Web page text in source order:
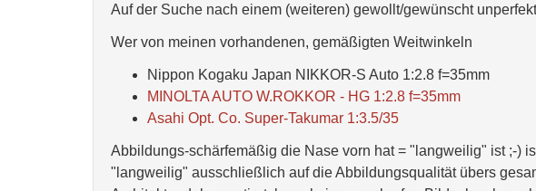
Auf der Suche nach einem (weiteren) gewollt/gewünscht
Wer von meinen vorhandenen, gemäßigten Weitwinkeln
Nippon Kogaku Japan NIKKOR-S Auto 1:2.8 f=35mm
MINOLTA AUTO W.ROKKOR - HG 1:2.8 f=35mm
Asahi Opt. Co. Super-Takumar 1:3.5/35
Abbildungs-schärfemäßig die Nase vorn hat = "langweilig" ist ;-)
"langweilig" ausschließlich auf die Abbildungsqualität übers